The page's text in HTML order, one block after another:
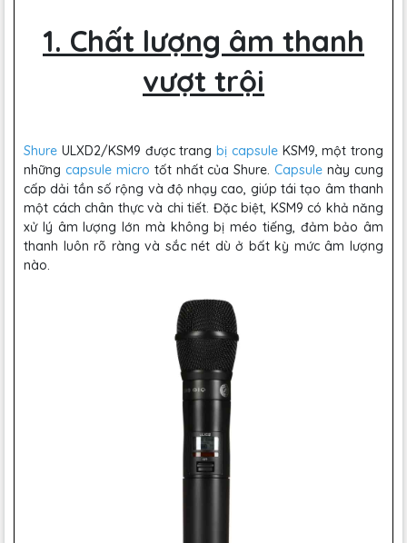
1. Chất lượng âm thanh
vượt trội
Shure ULXD2/KSM9 được trang bị capsuleKSM9, một trong
những capsule micro tốt nhất của Shure.Capsule này cung
cấp dải tần số rộng và độ nhạy cao, giúp tái tạo âm thanh
một cách chân thực và chi tiết. Đặc biệt, KSM9 có khả năng
xử lý âm lượng lớn mà không bị méo tiếng, đảm bảo âm
thanh luôn rõ ràng và sắc nét dù ở bất kỳ mức âm lượng
nào.